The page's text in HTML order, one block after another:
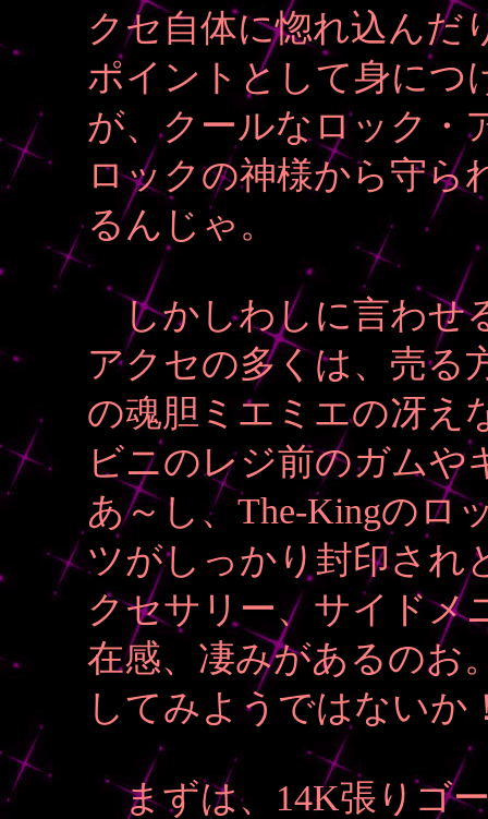
クセ自体に惚れ込んだ
ポイントとして身につ
が、クールなロック・
ロックの神様から守ら
るんじゃ。
しかしわしに言わせ
アクセの多くは、売る
の魂胆ミエミエの冴え
ビニのレジ前のガムや
あ～し、The-Kingのロ
ツがしっかり封印され
クセサリー、サイドメ
在感、凄みがあるのお
してみようではないか
まずは、14K張りゴ